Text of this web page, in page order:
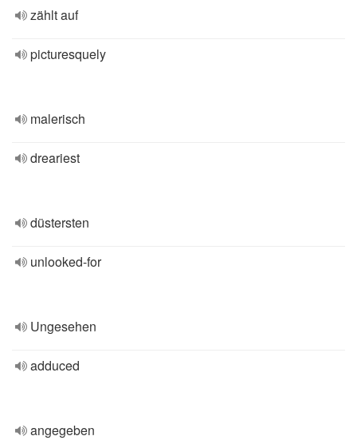
zählt auf
picturesquely
malerisch
dreariest
düstersten
unlooked-for
Ungesehen
adduced
angegeben